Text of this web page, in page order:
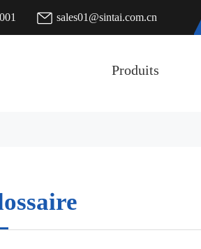
sales01@sintai.com.cn
Produits